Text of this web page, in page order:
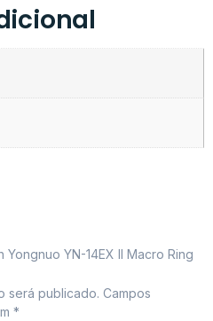
YN-14EX II Macro Ring
será publicado. Campos
*